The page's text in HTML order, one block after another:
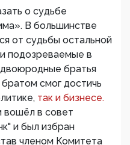
о судьбе
В большинстве
от судьбы остальной
подозреваемые в
братья
смог достичь
так и бизнесе.
вошёл в совет
и был избран
членом Комитета